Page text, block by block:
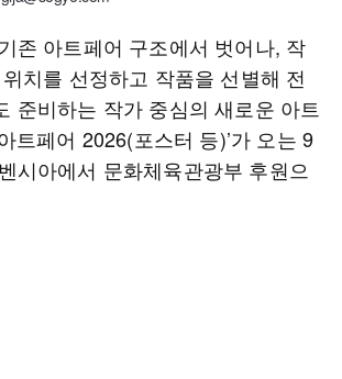
존 아트페어 구조에서 벗어나, 작
치를 선정하고 작품을 선별해 전
준비하는 작가 중심의 새로운 아트
트페어 2026(포스터 등)’가 오는 9
시아에서 문화체육관광부 후원으